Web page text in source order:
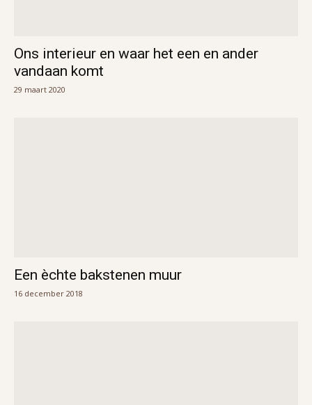
Ons interieur en waar het een en ander
vandaan komt
29 maart 2020
Een èchte bakstenen muur
16 december 2018